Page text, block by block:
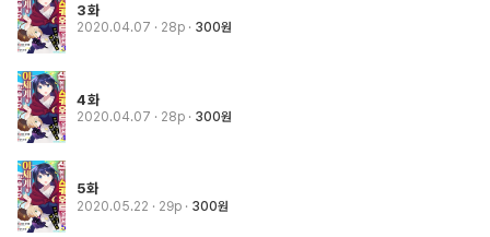
3화
2020.04.07 · 28p 300원
4화
2020.04.07 · 28p 300원
5화
2020.05.22 · 29p 300원